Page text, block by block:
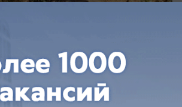
сбор одежды для
семей и Дома